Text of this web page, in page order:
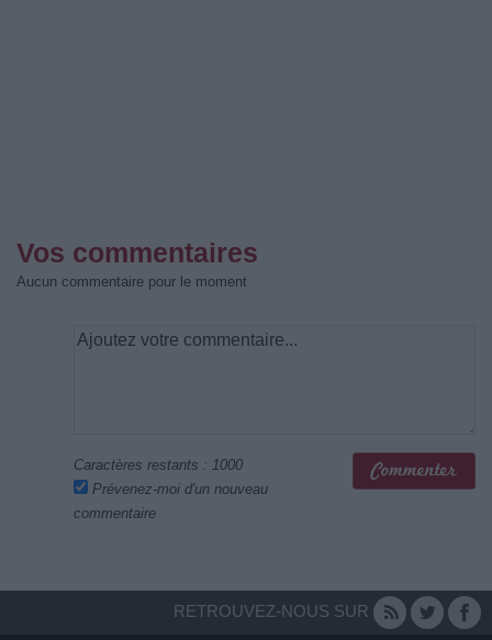
Vos commentaires
Aucun commentaire pour le moment
Caractères restants : 1000
Prévenez-moi d'un nouveau
commentaire
RETROUVEZ-NOUS SUR